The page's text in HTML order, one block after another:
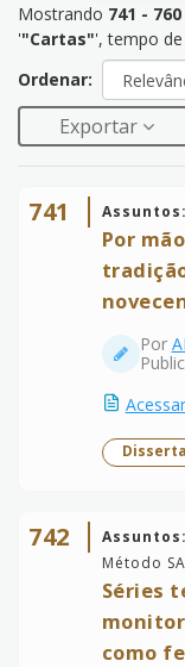
Mostrando 741 - 760
'"Cartas"', tempo
Ordenar:
Exportar
741 Assuntos:
Por
Por
742 Assuntos:
Método
Séries
como